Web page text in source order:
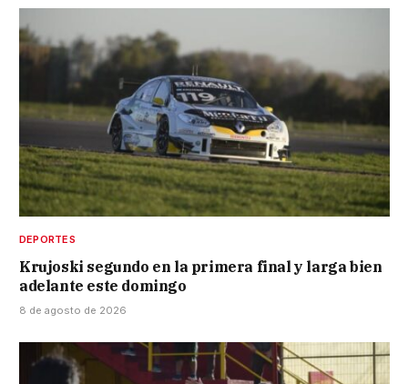
DEPORTES
Krujoski segundo en la primera final y larga bien
adelante este domingo
8 de agosto de 2026